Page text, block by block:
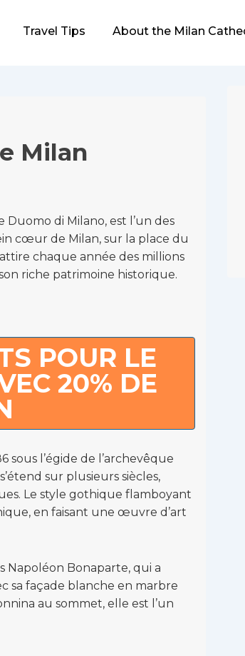
Travel Tips About the Milan
Milan
di Milano, est l’un des
cœur de Milan, sur la place du
chaque année des millions
riche patrimoine historique.
POUR LE
20% DE
sous l’égide de l’archevêque
sur plusieurs siècles,
Le style gothique flamboyant
en faisant une œuvre d’art
Napoléon Bonaparte, qui a
sa façade blanche en marbre
au sommet, elle est l’un